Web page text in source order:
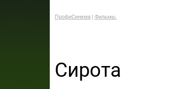
ПрофиСинема Фильмы.
Сирота